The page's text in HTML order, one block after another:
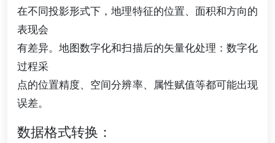
在不同投影形式下，地理特征的位置、面积和方向的
表现会
有差异。地图数字化和扫描后的矢量化处理：数字化
过程采
点的位置精度、空间分辨率、属性赋值等都可能出现
误差。
数据格式转换：